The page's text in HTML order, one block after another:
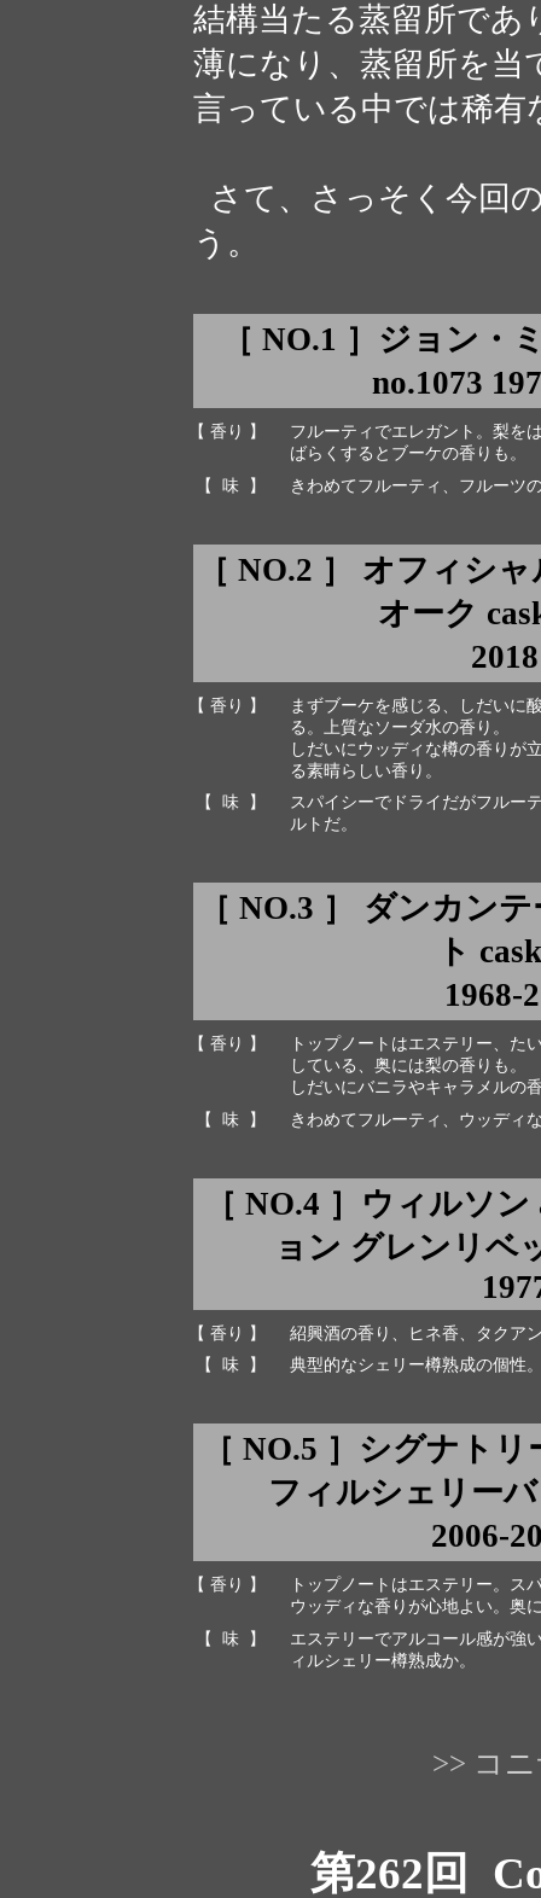
結構当たる蒸留所であ
薄になり、蒸留所を
言っている中では稀有
さて、さっそく今回
う。
［ NO.1 ］ジョン・
no.1073
【 香り 】
フルーティでエレガント。梨を
ばらくするとブーケの香りも。
【 味 】
きわめてフルーティ、フルーツ
［ NO.2 ］ オフィシ
オーク
【 香り 】
まずブーケを感じる、しだいに
る。上質なソーダ水の香り。
しだいにウッディな樽の香りが
る素晴らしい香り。
【 味 】
スパイシーでドライだがフルー
ルトだ。
［ NO.3 ］ ダンカン
ト
1968-
【 香り 】
トップノートはエステリー、た
している、奥には梨の香りも。
しだいにバニラやキャラメルの
【 味 】
きわめてフルーティ、ウッディ
［ NO.4 ］ウィルソ
ョン グレンリベ
【 香り 】
紹興酒の香り、ヒネ香、タクア
【 味 】
典型的なシェリー樽熟成の個性
［ NO.5 ］シグナト
フィルシェリーバ
2006-
【 香り 】
トップノートはエステリー。ス
ウッディな香りが心地よい。奥
【 味 】
エステリーでアルコール感が強
ィルシェリー樽熟成か。
>> コ
第262回